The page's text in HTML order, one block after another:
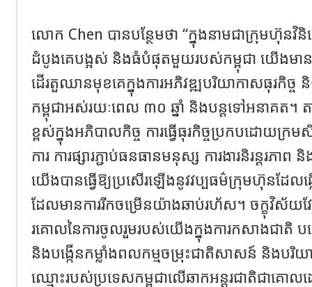
លោក Chen បានបន្ថែមថា “ក្នុងនាមជាក្រុមហ៊ុន
ដំបូងគេបង្អស់ និងធំបំផុតមួយរបស់កម្ពុជា យើងម
ដើរតួឈានមុខគេក្នុងការអភិវឌ្ឍបរិយាកាសធុរកិច្ច
កម្ពុជាអស់រយៈពេល ៣០ ឆ្នាំ និងបន្តទៅអនាគត។ តា
ខ្ពស់ក្នុងអភិបាលកិច្ច ការធ្វើធុរកិច្ចប្រកបដោយក្រម
ការ ការផ្សារភ្ជាប់ធនធានមនុស្ស ការងារនិរន្តរភា
យើងបានធ្វើឱ្យប្រសើរឡើងនូវវប្បធម៌ក្រុមហ៊ុនដែល
ដែលមានការរីកចម្រើនយ៉ាងឆាប់រហ័ស។ ចក្ខុវិស័យ
រគោលនៃការចូលរួមរបស់យើងក្នុងការកសាងជាតិ បង្ក
និងបង្កើនកម្លាំងពលកម្មចម្រុះជាតិសាសន៍ និងបរិយា
ឈ្មោះរបស់ប្រទេសកម្ពុជាលើឆាកអន្តរជាតិជាគោ